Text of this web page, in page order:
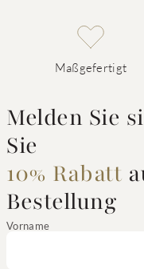
Maßgefertigt
Melden Sie
Sie
10% Rabatt
Bestellung
Vorname